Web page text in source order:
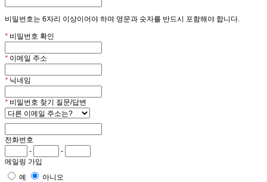
비밀번호는 6자리 이상이어야 하며 영문과 숫자를 반드시 포함해야 합니다.
* 비밀번호 확인
* 이메일 주소
* 닉네임
* 비밀번호 찾기 질문/답변
전화번호
-
-
메일링 가입
예
아니오